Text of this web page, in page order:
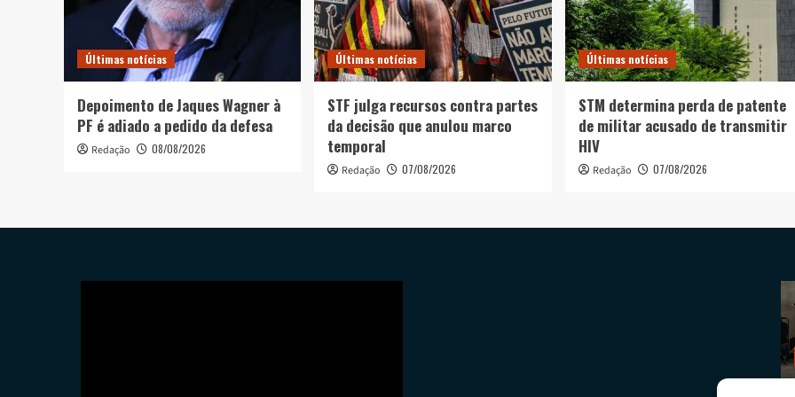
Últimas notícias
Depoimento de Jaques Wagner à
PF é adiado a pedido da defesa
Redação 08/08/2026
Últimas notícias
STF julga recursos contra partes
da decisão que anulou marco
temporal
Redação 07/08/2026
Últimas notícias
STM determina perda de patente
de militar acusado de transmitir
HIV
Redação 07/08/2026
AGU pedirá na Justiça a retirada do Discord do